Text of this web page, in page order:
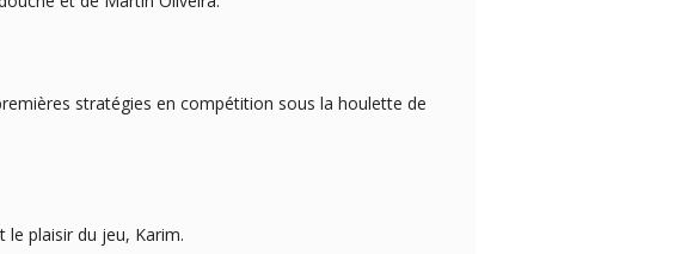
stratégies en compétition sous la houlette de
le plaisir du jeu, Karim.